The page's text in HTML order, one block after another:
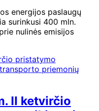
energijos paslaugų
surinkusi 400 mln.
nulinės emisijos
II ketvirčio